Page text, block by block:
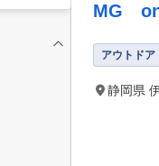
MG
アウトドア
静岡県